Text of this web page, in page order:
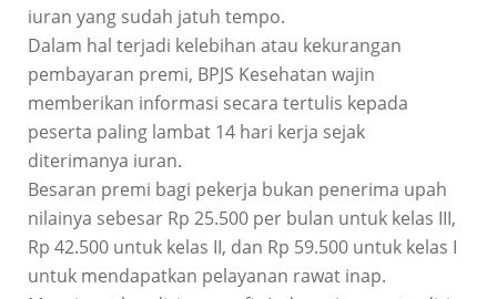
iuran yang sudah jatuh tempo.
Dalam hal terjadi kelebihan atau kekurangan
pembayaran premi, BPJS Kesehatan wajin
memberikan informasi secara tertulis kepada
peserta paling lambat 14 hari kerja sejak
diterimanya iuran.
Besaran premi bagi pekerja bukan penerima upah
nilainya sebesar Rp 25.500 per bulan untuk kelas III,
Rp 42.500 untuk kelas II, dan Rp 59.500 untuk kelas I
untuk mendapatkan pelayanan rawat inap.